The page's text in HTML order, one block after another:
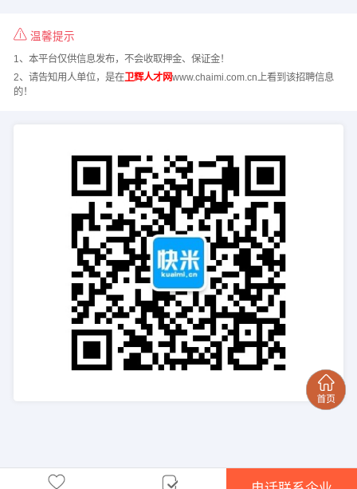
温馨提示
1、本平台仅供信息发布，不会收取押金、保证金！
2、请告知用人单位，是在卫辉人才网www.chaimi.com.cn上看到该招聘信息
的！